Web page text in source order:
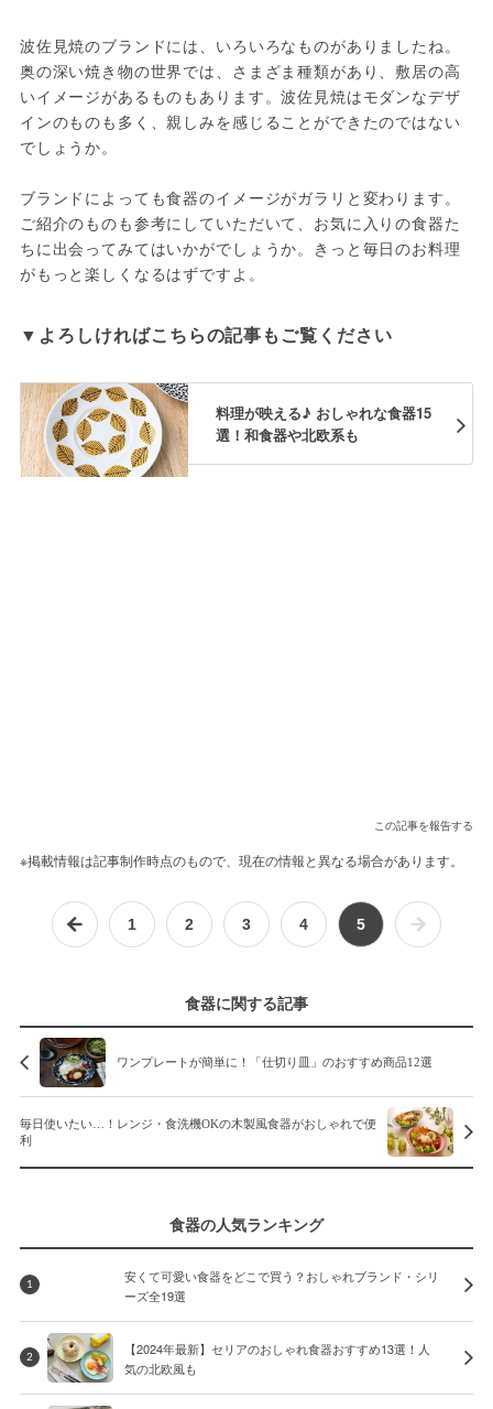
波佐見焼のブランドには、いろいろなものがありましたね。
奥の深い焼き物の世界では、さまざま種類があり、敷居の高
いイメージがあるものもあります。波佐見焼はモダンなデザ
インのものも多く、親しみを感じることができたのではない
でしょうか。
ブランドによっても食器のイメージがガラリと変わります。
ご紹介のものも参考にしていただいて、お気に入りの食器た
ちに出会ってみてはいかがでしょうか。きっと毎日のお料理
がもっと楽しくなるはずですよ。
料理が映える♪ おしゃれな食器15
選！和食器や北欧系も
この記事を報告する
※掲載情報は記事制作時点のもので、現在の情報と異なる場合があります。
1 2 3 4 5
食器に関する記事
ワンプレートが簡単に！「仕切り皿」のおすすめ商品12選
毎日使いたい…！レンジ・食洗機OKの木製風食器がおしゃれで便
利
食器の人気ランキング
1
安くて可愛い食器をどこで買う？おしゃれブランド・シリ
ーズ全19選
2
【2024年最新】セリアのおしゃれ食器おすすめ13選！人
気の北欧風も